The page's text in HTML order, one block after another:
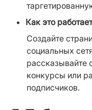
Как это
Создайте
социальных
рассказывайте
конкурсы или
подписчиков.